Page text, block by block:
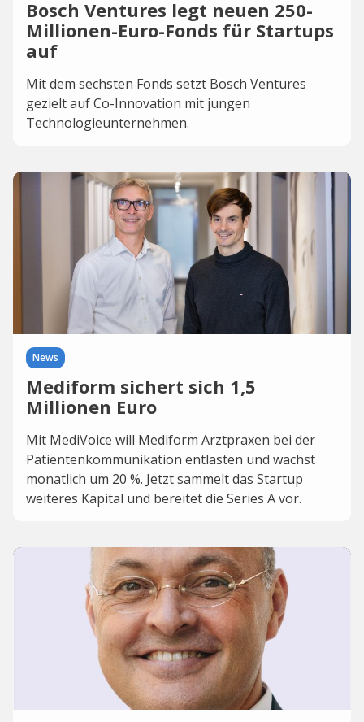
Bosch Ventures legt neuen 250-
Millionen-Euro-Fonds für Startups
auf
Mit dem sechsten Fonds setzt Bosch Ventures
gezielt auf Co-Innovation mit jungen
Technologieunternehmen.
News
Mediform sichert sich 1,5
Millionen Euro
Mit MediVoice will Mediform Arztpraxen bei der
Patientenkommunikation entlasten und wächst
monatlich um 20 %. Jetzt sammelt das Startup
weiteres Kapital und bereitet die Series A vor.